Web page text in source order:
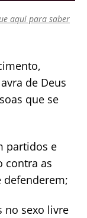
aqui para saber
de Deus
que se
partidos e
contra as
defenderem;
no sexo livre